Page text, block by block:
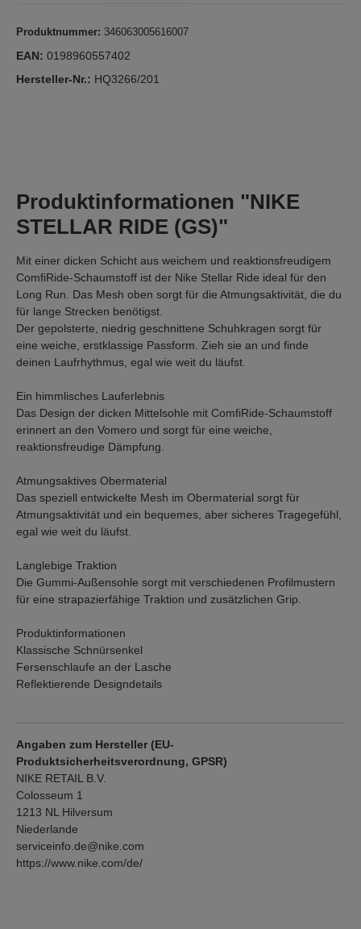
Produktnummer: 346063005616007
EAN: 0198960557402
Hersteller-Nr.: HQ3266/201
Produktinformationen "NIKE
STELLAR RIDE (GS)"
Mit einer dicken Schicht aus weichem und reaktionsfreudigem
ComfiRide-Schaumstoff ist der Nike Stellar Ride ideal für den
Long Run. Das Mesh oben sorgt für die Atmungsaktivität, die du
für lange Strecken benötigst.
Der gepolsterte, niedrig geschnittene Schuhkragen sorgt für
eine weiche, erstklassige Passform. Zieh sie an und finde
deinen Laufrhythmus, egal wie weit du läufst.
Ein himmlisches Lauferlebnis
Das Design der dicken Mittelsohle mit ComfiRide-Schaumstoff
erinnert an den Vomero und sorgt für eine weiche,
reaktionsfreudige Dämpfung.
Atmungsaktives Obermaterial
Das speziell entwickelte Mesh im Obermaterial sorgt für
Atmungsaktivität und ein bequemes, aber sicheres Tragegefühl,
egal wie weit du läufst.
Langlebige Traktion
Die Gummi-Außensohle sorgt mit verschiedenen Profilmustern
für eine strapazierfähige Traktion und zusätzlichen Grip.
Produktinformationen
Klassische Schnürsenkel
Fersenschlaufe an der Lasche
Reflektierende Designdetails
Angaben zum Hersteller (EU-
Produktsicherheitsverordnung, GPSR)
NIKE RETAIL B.V.
Colosseum 1
1213 NL Hilversum
Niederlande
serviceinfo.de@nike.com
https://www.nike.com/de/